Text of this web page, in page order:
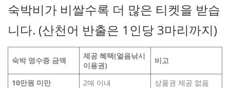
숙박비가 비쌀수록 더 많은 티켓을 받습
니다. (산천어 반출은 1인당 3마리까지)
숙박 영수증 금액
제공 혜택(얼음낚시
이용권)
비고
10만원 미만 2매 이내
상품권 제공 없음